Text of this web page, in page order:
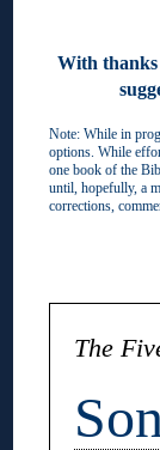
With
Note: While in
options. While
one book of the
until, hopefully, a
corrections,
The